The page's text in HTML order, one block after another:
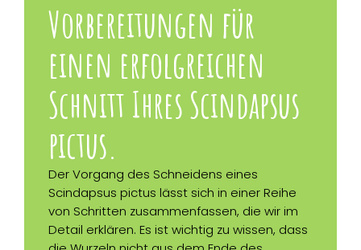
Vorbereitungen für
einen erfolgreichen
Schnitt Ihres Scindapsus
pictus.
Der Vorgang des Schneidens eines
Scindapsus pictus lässt sich in einer Reihe
von Schritten zusammenfassen, die wir im
Detail erklären. Es ist wichtig zu wissen, dass